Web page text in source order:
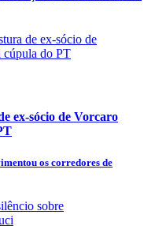
ex-sócio de Vorcaro
os corredores de